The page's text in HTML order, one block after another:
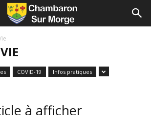
COVID-19 Infos pratiques
à afficher